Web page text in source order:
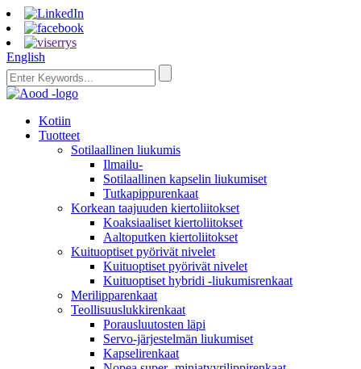
English
Kotiin
Tuotteet
Sotilaallinen liukumis
Ilmailu-
Sotilaallinen kapselin liukumiset
Tutkapippurenkaat
Korkean taajuuden kiertoliitokset
Koaksiaaliset kiertoliitokset
Aaltoputken kiertoliitokset
Kuituoptiset pyörivät nivelet
Kuituoptiset pyörivät nivelet
Kuituoptiset hybridi -liukumisrenkaat
Merilipparenkaat
Teollisuuslukkirenkaat
Porausluutosten läpi
Servo-järjestelmän liukumiset
Kapselirenkaat